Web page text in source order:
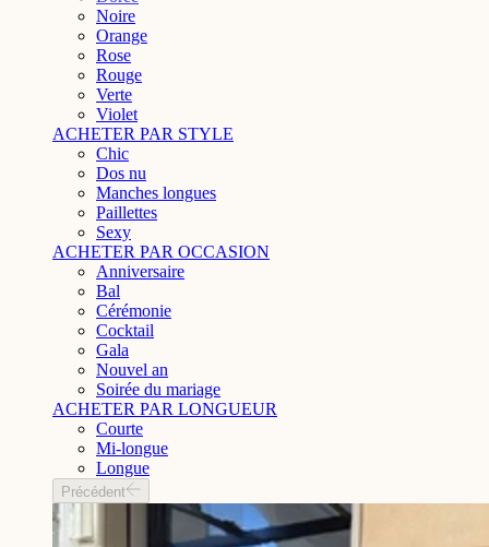
Noire
Orange
Rose
Rouge
Verte
Violet
ACHETER PAR STYLE
Chic
Dos nu
Manches longues
Paillettes
Sexy
ACHETER PAR OCCASION
Anniversaire
Bal
Cérémonie
Cocktail
Gala
Nouvel an
Soirée du mariage
ACHETER PAR LONGUEUR
Courte
Mi-longue
Longue
Précédent